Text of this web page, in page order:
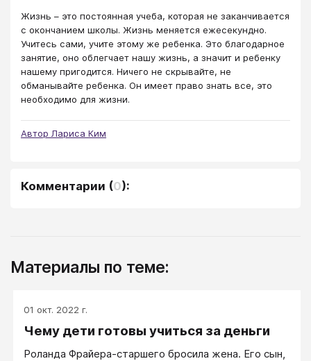
Жизнь – это постоянная учеба, которая не заканчивается
с окончанием школы. Жизнь меняется ежесекундно.
Учитесь сами, учите этому же ребенка. Это благодарное
занятие, оно облегчает нашу жизнь, а значит и ребенку
нашему пригодится. Ничего не скрывайте, не
обманывайте ребенка. Он имеет право знать все, это
необходимо для жизни.
Автор Лариса Ким
Комментарии (0):
Материалы по теме:
01 окт. 2022 г.
Чему дети готовы учиться за деньги
Роланда Фрайера-старшего бросила жена. Его сын,